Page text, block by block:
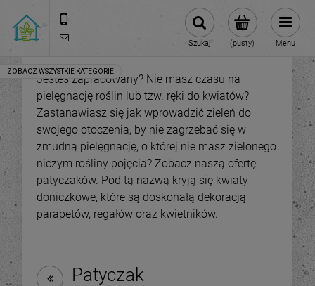
(pusty)
Szukaj Menu
Jesteś zapracowany? Nie masz czasu na
pielęgnację roślin lub tzw. ręki do kwiatów?
Zastanawiasz się jak wprowadzić zieleń do
swojego otoczenia, by nie zagrzebać się w
żmudną pielęgnację, o której nie masz zielonego
niczym rośliny pojęcia? Zobacz naszą ofertę
patyczaków. Pod tą nazwą kryją się kwiaty
doniczkowe, które są doskonałą dekoracją
parapetów, regałów oraz kwietników.
Patyczak